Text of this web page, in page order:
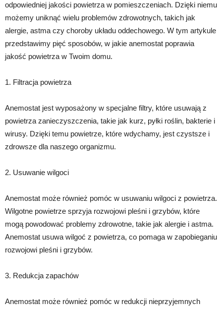
odpowiedniej jakości powietrza w pomieszczeniach. Dzięki niemu
możemy uniknąć wielu problemów zdrowotnych, takich jak
alergie, astma czy choroby układu oddechowego. W tym artykule
przedstawimy pięć sposobów, w jakie anemostat poprawia
jakość powietrza w Twoim domu.
1. Filtracja powietrza
Anemostat jest wyposażony w specjalne filtry, które usuwają z
powietrza zanieczyszczenia, takie jak kurz, pyłki roślin, bakterie i
wirusy. Dzięki temu powietrze, które wdychamy, jest czystsze i
zdrowsze dla naszego organizmu.
2. Usuwanie wilgoci
Anemostat może również pomóc w usuwaniu wilgoci z powietrza.
Wilgotne powietrze sprzyja rozwojowi pleśni i grzybów, które
mogą powodować problemy zdrowotne, takie jak alergie i astma.
Anemostat usuwa wilgoć z powietrza, co pomaga w zapobieganiu
rozwojowi pleśni i grzybów.
3. Redukcja zapachów
Anemostat może również pomóc w redukcji nieprzyjemnych